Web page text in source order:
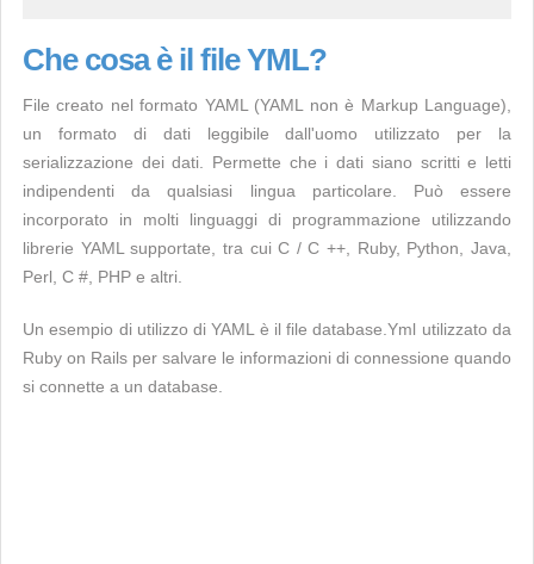
Che cosa è il file YML?
File creato nel formato YAML (YAML non è Markup Language),
un formato di dati leggibile dall'uomo utilizzato per la
serializzazione dei dati. Permette che i dati siano scritti e letti
indipendenti da qualsiasi lingua particolare. Può essere
incorporato in molti linguaggi di programmazione utilizzando
librerie YAML supportate, tra cui C / C ++, Ruby, Python, Java,
Perl, C #, PHP e altri.
Un esempio di utilizzo di YAML è il file database.Yml utilizzato da
Ruby on Rails per salvare le informazioni di connessione quando
si connette a un database.